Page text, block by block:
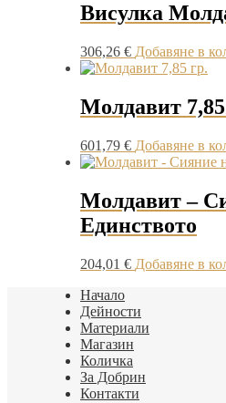
Висулка
306,26 € Добавяне в
Молдавит
601,79 € Добавяне в
Молдавит –
Единството
204,01 € Добавяне в
Начало
Дейности
Материали
Магазин
Количка
За Добрин
Контакти